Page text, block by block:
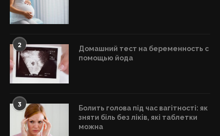
2
Домашний тест на беременность с
помощью йода
3
Болить голова під час вагітності: як
зняти біль без ліків, які таблетки
можна